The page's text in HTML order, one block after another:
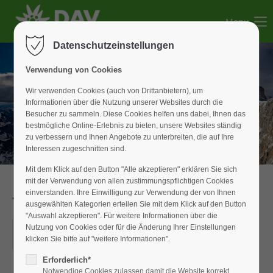
Der Eintrag "offcanvas-col2" existiert leider nicht.
Der Eintrag "offcanvas-col3" existiert leider nicht.
Der Eintrag "offcanvas-col4" existiert leider nicht.
Menu
Tagestour
15.06.2025
ORT: PÜRSCHLING/TEUFELSTÄTTKOPF
Datenschutzeinstellungen
Verwendung von Cookies
Wir verwenden Cookies (auch von Drittanbietern), um
Informationen über die Nutzung unserer Websites durch die
Besucher zu sammeln. Diese Cookies helfen uns dabei, Ihnen das
bestmögliche Online-Erlebnis zu bieten, unsere Websites ständig
zu verbessern und Ihnen Angebote zu unterbreiten, die auf Ihre
Interessen zugeschnitten sind.
Mit dem Klick auf den Button "Alle akzeptieren" erklären Sie sich
mit der Verwendung von allen zustimmungspflichtigen Cookies
einverstanden. Ihre Einwilligung zur Verwendung der von Ihnen
ausgewählten Kategorien erteilen Sie mit dem Klick auf den Button
"Auswahl akzeptieren". Für weitere Informationen über die
Nutzung von Cookies oder für die Änderung Ihrer Einstellungen
klicken Sie bitte auf "weitere Informationen".
Erforderlich*
Notwendige Cookies zulassen damit die Website korrekt